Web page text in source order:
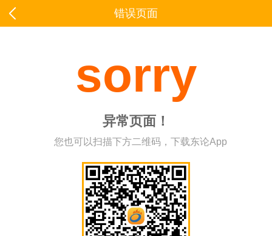
错误页面
sorry
异常页面！
您也可以扫描下方二维码，下载东论App